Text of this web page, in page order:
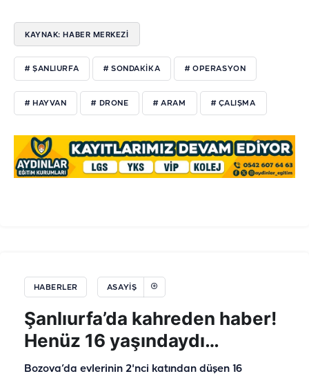
KAYNAK: HABER MERKEZİ
# ŞANLIURFA # SONDAKIKA # OPERASYON
# HAYVAN # DRONE # ARAM # ÇALIŞMA
HABERLER ASAYIŞ
Şanlıurfa’da kahreden haber!
Henüz 16 yaşındaydı…
Bozova’da evlerinin 2'nci katından düşen 16